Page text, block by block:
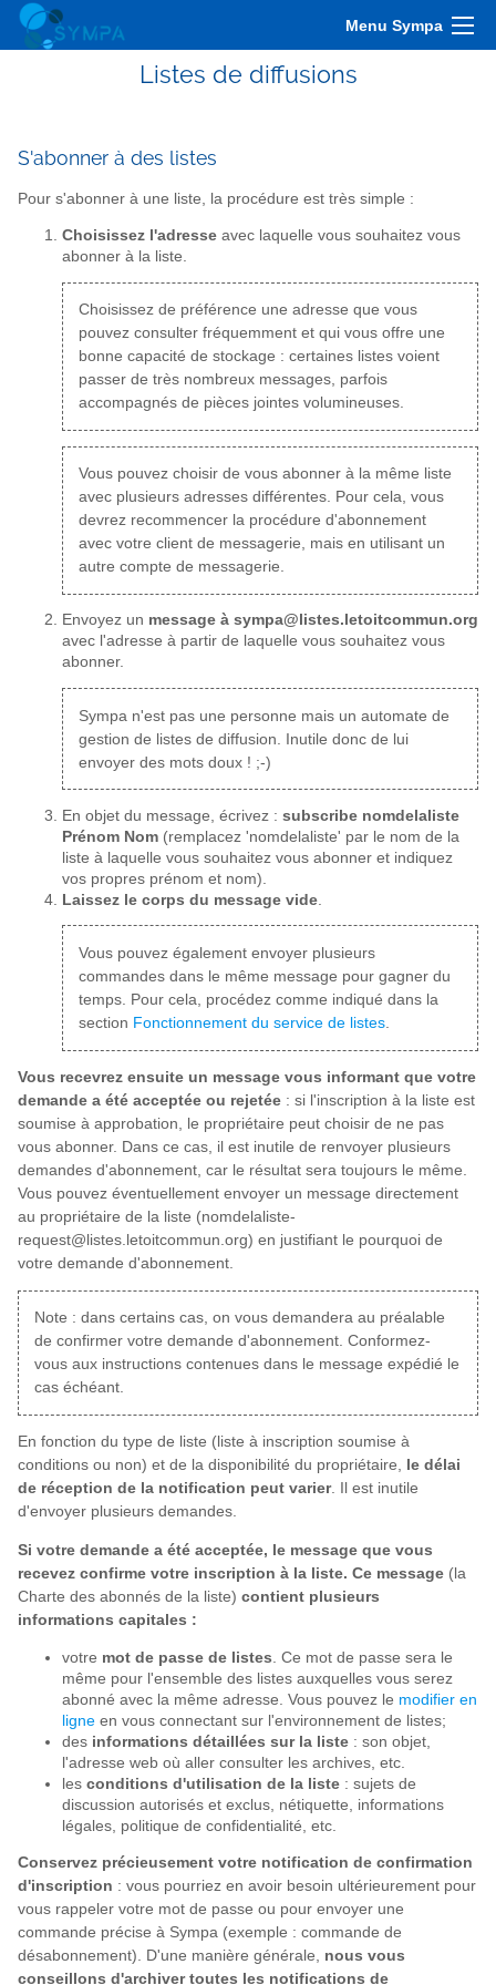
Menu Sympa
Listes de diffusions
S'abonner à des listes
Pour s'abonner à une liste, la procédure est très simple :
Choisissez l'adresse avec laquelle vous souhaitez vous
abonner à la liste.
Choisissez de préférence une adresse que vous
pouvez consulter fréquemment et qui vous offre une
bonne capacité de stockage : certaines listes voient
passer de très nombreux messages, parfois
accompagnés de pièces jointes volumineuses.
Vous pouvez choisir de vous abonner à la même liste
avec plusieurs adresses différentes. Pour cela, vous
devrez recommencer la procédure d'abonnement
avec votre client de messagerie, mais en utilisant un
autre compte de messagerie.
Envoyez un message à sympa@listes.letoitcommun.org
avec l'adresse à partir de laquelle vous souhaitez vous
abonner.
Sympa n'est pas une personne mais un automate de
gestion de listes de diffusion. Inutile donc de lui
envoyer des mots doux ! ;-)
En objet du message, écrivez : subscribe nomdelaliste
Prénom Nom (remplacez 'nomdelaliste' par le nom de la
liste à laquelle vous souhaitez vous abonner et indiquez
vos propres prénom et nom).
Laissez le corps du message vide
Vous pouvez également envoyer plusieurs
commandes dans le même message pour gagner du
temps. Pour cela, procédez comme indiqué dans la
section Fonctionnement du service de listes.
Vous recevrez ensuite un message vous informant que votre
demande a été acceptée ou rejetée : si l'inscription à la liste est
soumise à approbation, le propriétaire peut choisir de ne pas
vous abonner. Dans ce cas, il est inutile de renvoyer plusieurs
demandes d'abonnement, car le résultat sera toujours le même.
Vous pouvez éventuellement envoyer un message directement
au propriétaire de la liste (nomdelaliste-
request@listes.letoitcommun.org) en justifiant le pourquoi de
votre demande d'abonnement.
Note : dans certains cas, on vous demandera au préalable
de confirmer votre demande d'abonnement. Conformez-
vous aux instructions contenues dans le message expédié le
cas échéant.
En fonction du type de liste (liste à inscription soumise à
conditions ou non) et de la disponibilité du propriétaire, le délai
de réception de la notification peut varier. Il est inutile
d'envoyer plusieurs demandes.
Si votre demande a été acceptée, le message que vous
recevez confirme votre inscription à la liste. Ce message (la
Charte des abonnés de la liste) contient plusieurs
informations capitales :
votre mot de passe de listes . Ce mot de passe sera le
même pour l'ensemble des listes auxquelles vous serez
abonné avec la même adresse. Vous pouvez le modifier en
ligne en vous connectant sur l'environnement de listes;
des informations détaillées sur la liste : son objet,
l'adresse web où aller consulter les archives, etc.
les conditions d'utilisation de la liste : sujets de
discussion autorisés et exclus, nétiquette, informations
légales, politique de confidentialité, etc.
Conservez précieusement votre notification de confirmation
d'inscription : vous pourriez en avoir besoin ultérieurement pour
vous rappeler votre mot de passe ou pour envoyer une
commande précise à Sympa (exemple : commande de
désabonnement). D'une manière générale, nous vous
conseillons d'archiver toutes les notifications de